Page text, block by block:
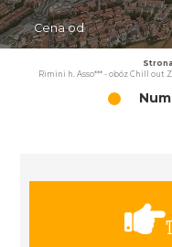
Cena od
Rimini h. Asso*** - obóz Chill out